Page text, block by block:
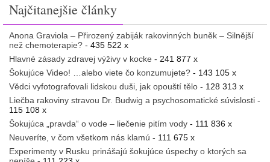
Najčitanejšie články
Anona Graviola – Přirozený zabiják rakovinných buněk – Silnější
než chemoterapie? - 435 522 x
Hlavné zásady zdravej výživy v kocke - 241 877 x
Šokujúce Video! …alebo viete čo konzumujete? - 143 105 x
Vědci vyfotografovali lidskou duši, jak opouští tělo - 128 313 x
Liečba rakoviny stravou Dr. Budwig a psychosomatické súvislosti -
115 108 x
Šokujúca „pravda“ o vode – liečenie pitím vody - 111 836 x
Neuveríte, v čom všetkom nás klamú - 111 675 x
Experimenty v Rusku prinášajú šokujúce úspechy o ktorých sa